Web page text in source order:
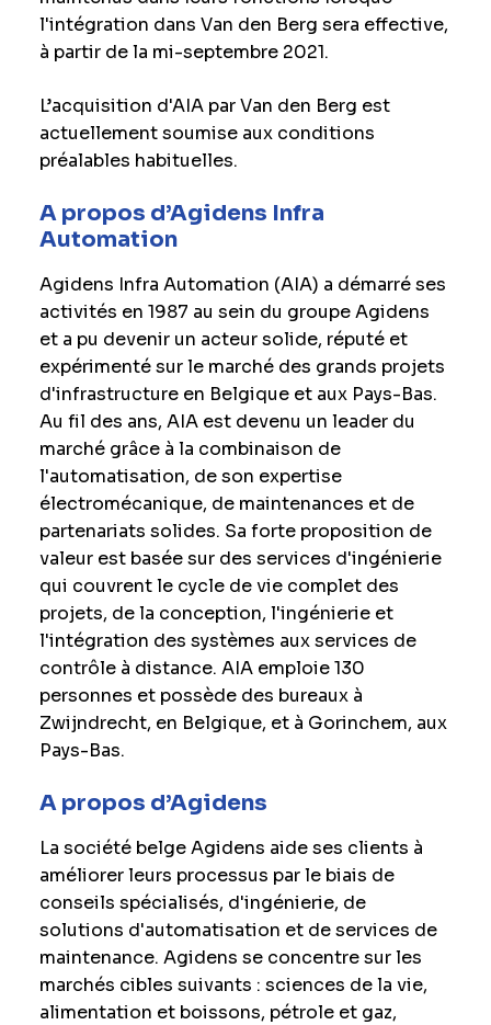
l'intégration dans Van den Berg sera effective,
à partir de la mi-septembre 2021.
L’acquisition d'AIA par Van den Berg est
actuellement soumise aux conditions
préalables habituelles.
A propos d’Agidens Infra
Automation
Agidens Infra Automation (AIA) a démarré ses
activités en 1987 au sein du groupe Agidens
et a pu devenir un acteur solide, réputé et
expérimenté sur le marché des grands projets
d'infrastructure en Belgique et aux Pays-Bas.
Au fil des ans, AIA est devenu un leader du
marché grâce à la combinaison de
l'automatisation, de son expertise
électromécanique, de maintenances et de
partenariats solides. Sa forte proposition de
valeur est basée sur des services d'ingénierie
qui couvrent le cycle de vie complet des
projets, de la conception, l'ingénierie et
l'intégration des systèmes aux services de
contrôle à distance. AIA emploie 130
personnes et possède des bureaux à
Zwijndrecht, en Belgique, et à Gorinchem, aux
Pays-Bas.
A propos d’Agidens
La société belge Agidens aide ses clients à
améliorer leurs processus par le biais de
conseils spécialisés, d'ingénierie, de
solutions d'automatisation et de services de
maintenance. Agidens se concentre sur les
marchés cibles suivants : sciences de la vie,
alimentation et boissons, pétrole et gaz,